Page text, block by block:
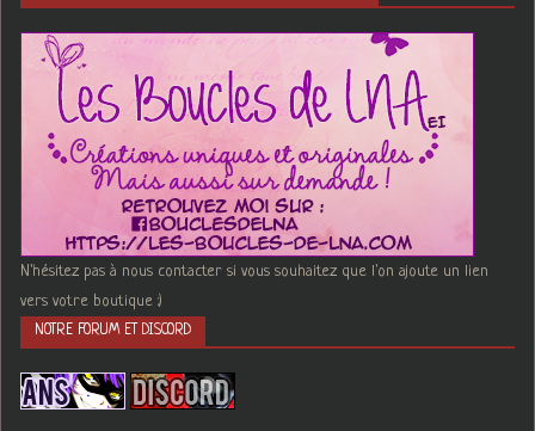
N'hésitez pas à nous contacter si vous souhaitez que l'on ajoute un lien
vers votre boutique :)
NOTRE FORUM ET DISCORD